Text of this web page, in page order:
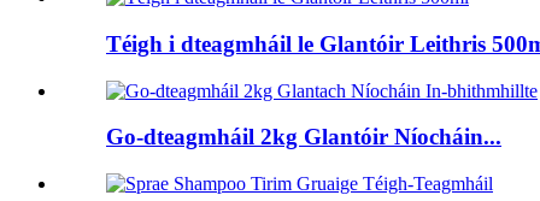
Téigh i dteagmháil le Glantóir Leithris
Go-dteagmháil 2kg Glantóir Níocháin...